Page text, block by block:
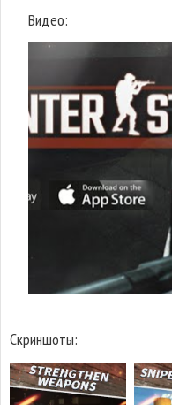
Видео:
Скриншоты: